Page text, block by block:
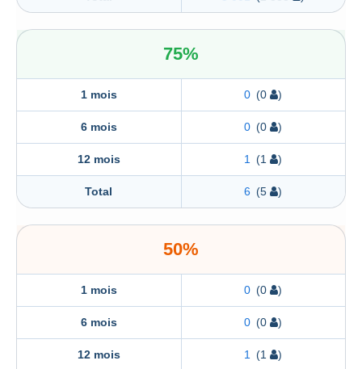
75%
1 mois 0 (0 )
6 mois 0 (0 )
12 mois 1 (1 )
Total 6 (5 )
50%
1 mois 0 (0 )
6 mois 0 (0 )
12 mois 1 (1 )